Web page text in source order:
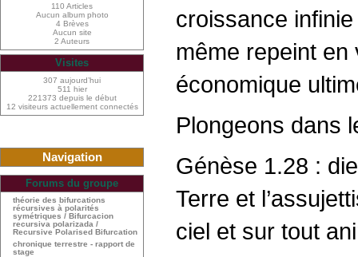
croissance
même repeint
économique
Plongeons dans
Génèse 1.28 :
Terre et
ciel et sur tout
110 Articles
Aucun album photo
4 Brèves
Aucun site
2 Auteurs
Visites
307 aujourd’hui
511 hier
221373 depuis le début
12 visiteurs actuellement connectés
Navigation
Forums du groupe
théorie des bifurcations
récursives à polarités
symétriques / Bifurcacion
recursiva polarizada /
Recursive Polarised Bifurcation
chronique terrestre - rapport de
stage